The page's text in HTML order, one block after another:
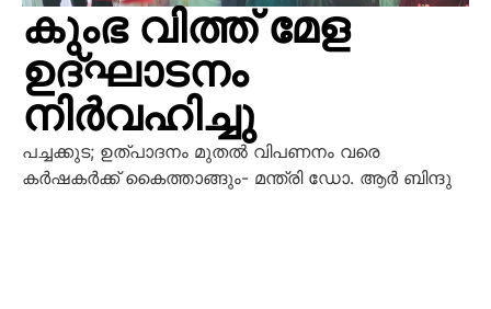
കുംഭ വിത്ത് മേള
ഉദ്ഘാടനം
നിര്‍വഹിച്ചു
പച്ചക്കുട; ഉത്പാദനം മുതല്‍ വിപണനം വരെ
കര്‍ഷകര്‍ക്ക് കൈത്താങ്ങും- മന്ത്രി ഡോ. ആര്‍ ബിന്ദു